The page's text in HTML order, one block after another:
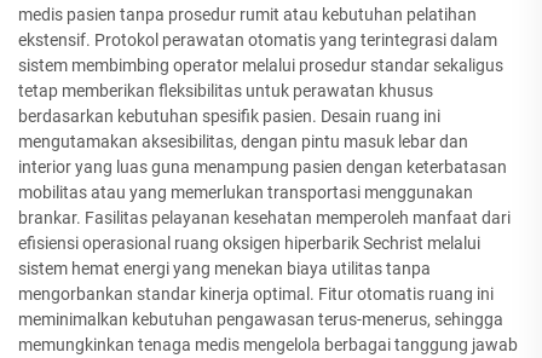
medis pasien tanpa prosedur rumit atau kebutuhan pelatihan
ekstensif. Protokol perawatan otomatis yang terintegrasi dalam
sistem membimbing operator melalui prosedur standar sekaligus
tetap memberikan fleksibilitas untuk perawatan khusus
berdasarkan kebutuhan spesifik pasien. Desain ruang ini
mengutamakan aksesibilitas, dengan pintu masuk lebar dan
interior yang luas guna menampung pasien dengan keterbatasan
mobilitas atau yang memerlukan transportasi menggunakan
brankar. Fasilitas pelayanan kesehatan memperoleh manfaat dari
efisiensi operasional ruang oksigen hiperbarik Sechrist melalui
sistem hemat energi yang menekan biaya utilitas tanpa
mengorbankan standar kinerja optimal. Fitur otomatis ruang ini
meminimalkan kebutuhan pengawasan terus-menerus, sehingga
memungkinkan tenaga medis mengelola berbagai tanggung jawab